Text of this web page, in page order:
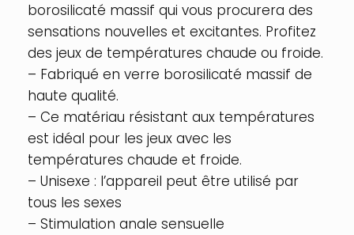
borosilicaté massif qui vous procurera des
sensations nouvelles et excitantes. Profitez
des jeux de températures chaude ou froide.
– Fabriqué en verre borosilicaté massif de
haute qualité.
– Ce matériau résistant aux températures
est idéal pour les jeux avec les
températures chaude et froide.
– Unisexe : l’appareil peut être utilisé par
tous les sexes
– Stimulation anale sensuelle